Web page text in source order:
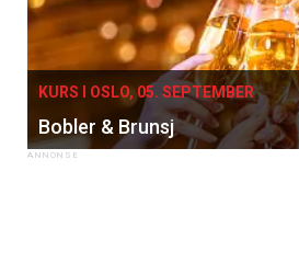
KURS I OSLO, 05. SEPTEMBER
Bobler & Brunsj